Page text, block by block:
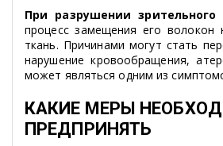
При разрушении зрительного
процесс замещения его волокон
ткань. Причинами могут стать
нарушение кровообращения,
может являться одним из
КАКИЕ МЕРЫ
ПРЕДПРИНЯТЬ